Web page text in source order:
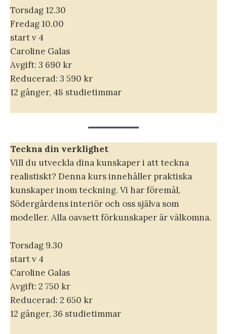
Torsdag 12.30
Fredag 10.00
start v 4
Caroline Galas
Avgift: 3 690 kr
Reducerad: 3 590 kr
12 gånger, 48 studietimmar
Teckna din verklighet
Vill du utveckla dina kunskaper i att teckna
realistiskt? Denna kurs innehåller praktiska
kunskaper inom teckning. Vi har föremål,
Södergårdens interiör och oss själva som
modeller. Alla oavsett förkunskaper är välkomna.
Torsdag 9.30
start v 4
Caroline Galas
Avgift: 2 750 kr
Reducerad: 2 650 kr
12 gånger, 36 studietimmar